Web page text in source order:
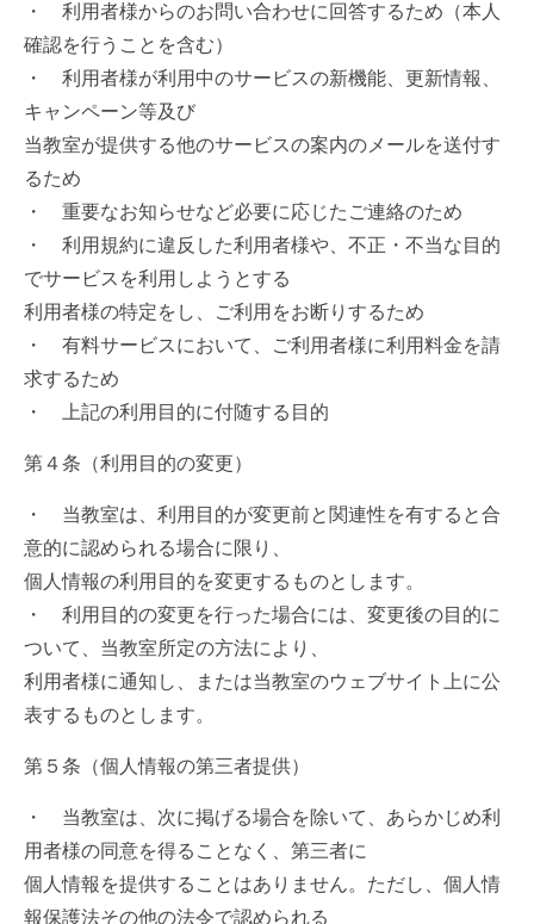
・ 利用者様からのお問い合わせに回答するため（本人
確認を行うことを含む）
・ 利用者様が利用中のサービスの新機能、更新情報、
キャンペーン等及び
当教室が提供する他のサービスの案内のメールを送付す
るため
・ 重要なお知らせなど必要に応じたご連絡のため
・ 利用規約に違反した利用者様や、不正・不当な目的
でサービスを利用しようとする
利用者様の特定をし、ご利用をお断りするため
・ 有料サービスにおいて、ご利用者様に利用料金を請
求するため
・ 上記の利用目的に付随する目的
第４条（利用目的の変更）
・ 当教室は、利用目的が変更前と関連性を有すると合
意的に認められる場合に限り、
個人情報の利用目的を変更するものとします。
・ 利用目的の変更を行った場合には、変更後の目的に
ついて、当教室所定の方法により、
利用者様に通知し、または当教室のウェブサイト上に公
表するものとします。
第５条（個人情報の第三者提供）
・ 当教室は、次に掲げる場合を除いて、あらかじめ利
用者様の同意を得ることなく、第三者に
個人情報を提供することはありません。ただし、個人情
報保護法その他の法令で認められる